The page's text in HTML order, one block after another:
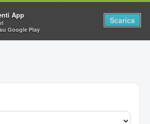
App
Google Play
Scarica